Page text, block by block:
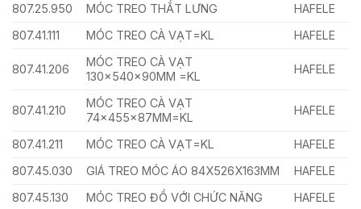
807.25.950 MÓC TREO THẮT LƯNG
HAFELE
807.41.111
MÓC TREO CÀ VẠT=KL HAFELE
807.41.206
MÓC TREO CÀ VẠT
130x540x90MM =KL
HAFELE
807.41.210
MÓC TREO CÀ VẠT
74x455x87MM=KL
HAFELE
807.41.211 MÓC TREO CÀ VẠT=KL
HAFELE
807.45.030
GIÁ TREO MÓC ÁO 84X526X163MM
HAFELE
807.45.130
MÓC TREO ĐỒ VỚI CHỨC NĂNG HAFELE